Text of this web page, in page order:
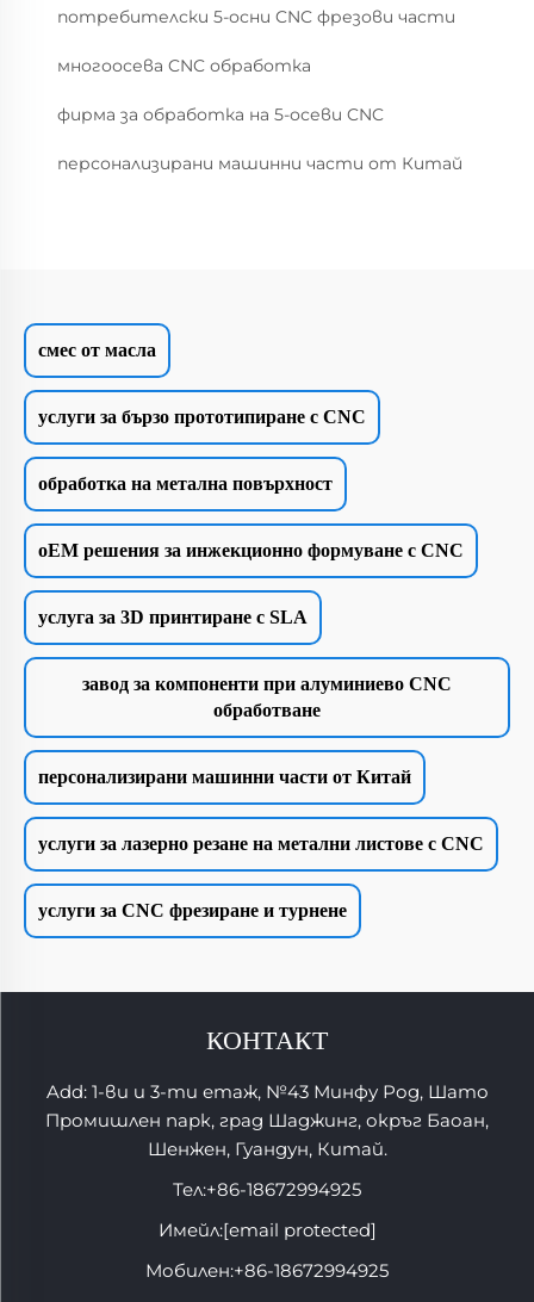
потребителски 5-осни CNC фрезови части
многоосева CNC обработка
фирма за обработка на 5-осеви CNC
персонализирани машинни части от Китай
смес от масла
услуги за бързо прототипиране с CNC
обработка на метална повърхност
oEM решения за инжекционно формуване с CNC
услуга за 3D принтиране с SLA
завод за компоненти при алуминиево CNC
обработване
персонализирани машинни части от Китай
услуги за лазерно резане на метални листове с CNC
услуги за CNC фрезиране и турнене
КОНТАКТ
Add: 1-ви и 3-ти етаж, №43 Минфу Род, Шато
Промишлен парк, град Шаджинг, окръг Баоан,
Шенжен, Гуандун, Китай.
Тел:+86-18672994925
Имейл:[email protected]
Мобилен:+86-18672994925